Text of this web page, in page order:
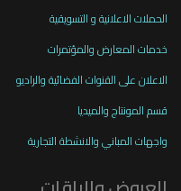
الحملات الاعلانية و التسويقية
خدمات المعارض والمؤتمرات
الاعلان على القنوات الفضائية والراديو
قسم المونتاج والميديا
واجهات المباني والانشطة التجارية